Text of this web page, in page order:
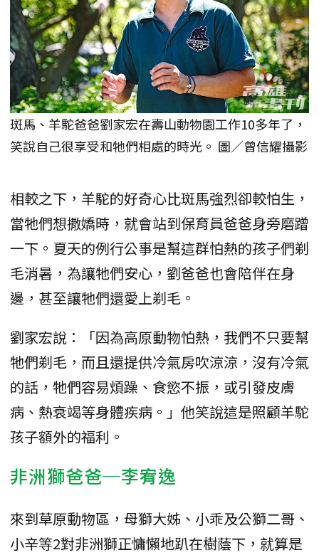
斑馬、羊駝爸爸劉家宏在壽山動物園工作10多年了，
笑說自己很享受和牠們相處的時光。 圖／曾信耀攝影
相較之下，羊駝的好奇心比斑馬強烈卻較怕生，
當牠們想撒嬌時，就會站到保育員爸爸身旁磨蹭
一下。夏天的例行公事是幫這群怕熱的孩子們剃
毛消暑，為讓牠們安心，劉爸爸也會陪伴在身
邊，甚至讓牠們還愛上剃毛。
劉家宏說：「因為高原動物怕熱，我們不只要幫
牠們剃毛，而且還提供冷氣房吹涼涼，沒有冷氣
的話，牠們容易煩躁、食慾不振，或引發皮膚
病、熱衰竭等身體疾病。」他笑說這是照顧羊駝
孩子額外的福利。
非洲獅爸爸─李宥逸
來到草原動物區，母獅大姊、小乖及公獅二哥、
小辛等2對非洲獅正慵懶地趴在樹蔭下，就算是